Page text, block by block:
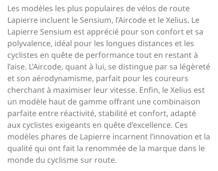
Les modèles les plus populaires de vélos de route
Lapierre incluent le Sensium, l’Aircode et le Xelius. Le
Lapierre Sensium est apprécié pour son confort et sa
polyvalence, idéal pour les longues distances et les
cyclistes en quête de performance tout en restant à
l’aise. L’Aircode, quant à lui, se distingue par sa légèreté
et son aérodynamisme, parfait pour les coureurs
cherchant à maximiser leur vitesse. Enfin, le Xelius est
un modèle haut de gamme offrant une combinaison
parfaite entre réactivité, stabilité et confort, adapté
aux cyclistes exigeants en quête d’excellence. Ces
modèles phares de Lapierre incarnent l’innovation et la
qualité qui ont fait la renommée de la marque dans le
monde du cyclisme sur route.